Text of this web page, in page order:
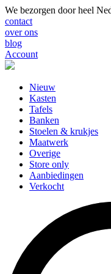
We bezorgen door heel
contact
over ons
blog
Account
Nieuw
Kasten
Tafels
Banken
Stoelen & krukjes
Maatwerk
Overige
Store only
Aanbiedingen
Verkocht